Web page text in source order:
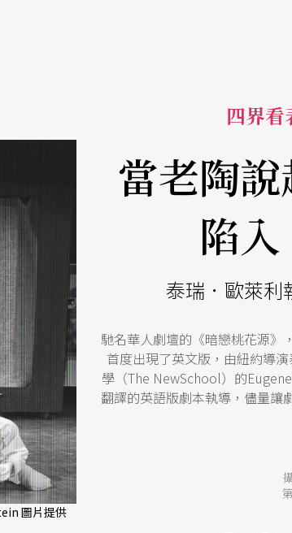
圖片提供
四界
當老陶
陷
泰瑞．歐萊利
馳名華人劇壇的《暗戀桃花源》
首度出現了英文版，由紐約導
學（The NewSchool）的
翻譯的英語版劇本執導，儘量讓